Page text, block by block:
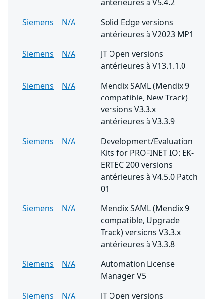
antérieures à V5.4.2
Siemens
N/A
Solid Edge versions
antérieures à V2023 MP1
Siemens
N/A
JT Open versions
antérieures à V13.1.1.0
Siemens
N/A
Mendix SAML (Mendix 9
compatible, New Track)
versions V3.3.x
antérieures à V3.3.9
Siemens
N/A
Development/Evaluation
Kits for PROFINET IO: EK-
ERTEC 200 versions
antérieures à V4.5.0 Patch
01
Siemens
N/A
Mendix SAML (Mendix 9
compatible, Upgrade
Track) versions V3.3.x
antérieures à V3.3.8
Siemens
N/A
Automation License
Manager V5
Siemens
N/A
JT Open versions